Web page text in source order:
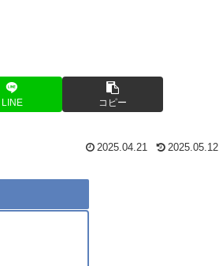
LINE コピー
2025.04.21 2025.05.12